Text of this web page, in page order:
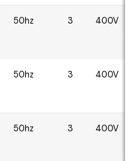
50hz 3 400V
50hz 3 400V
50hz 3 400V